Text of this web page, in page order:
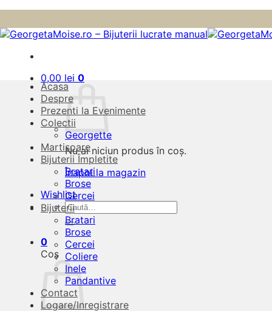
to
content
0,00 lei 0
Nu ai niciun produs în coș.
Înapoi la magazin
Wishlist
Caută
după:
0
Coș
Acasa
Despre
Prezenti la Evenimente
Colectii
Georgette
Martisoare
Bijuterii Împletite
Bratari
Brose
Cercei
Bijuterii
Bratari
Brose
Cercei
Coliere
Inele
Pandantive
Contact
Logare/Inregistrare